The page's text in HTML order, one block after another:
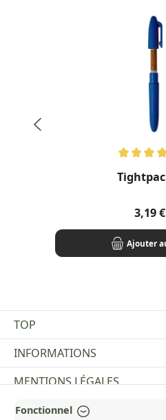
Prix
3,19 €
Ajouter
TOP
INFORMATIONS
MENTIONS LÉGALES
PAYMENT AND SHIPPING
Fonctionnel